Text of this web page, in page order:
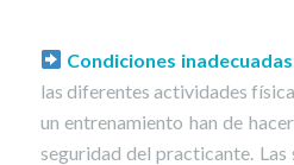
Condiciones
las diferentes actividades
un entrenamiento han de
seguridad del practicante. Las